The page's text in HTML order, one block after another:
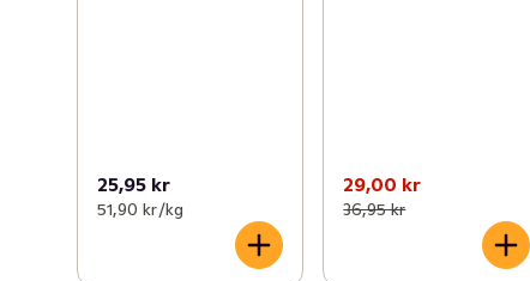
25,95 kr
51,90 kr /kg
29,00 kr
36,95 kr